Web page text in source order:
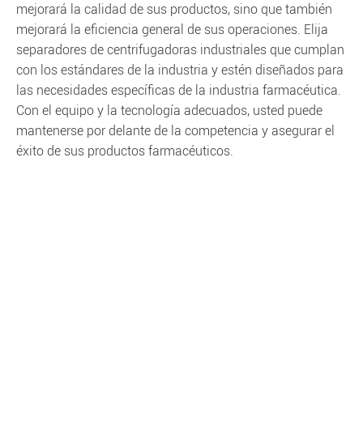
mejorará la calidad de sus productos, sino que también
mejorará la eficiencia general de sus operaciones. Elija
separadores de centrifugadoras industriales que cumplan
con los estándares de la industria y estén diseñados para
las necesidades específicas de la industria farmacéutica.
Con el equipo y la tecnología adecuados, usted puede
mantenerse por delante de la competencia y asegurar el
éxito de sus productos farmacéuticos.